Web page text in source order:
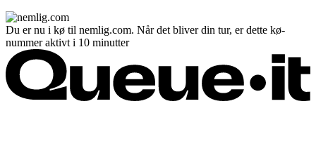
Du er nu i kø til nemlig.com. Når det bliver din tur, er dette kø-
nummer aktivt i 10 minutter